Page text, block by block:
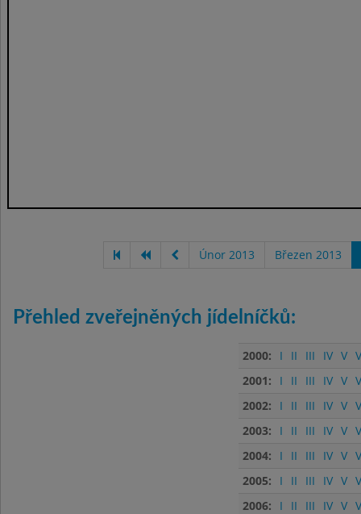
Únor 2013 Březen 2013
Přehled zveřejněných jídelníčků:
2000: I II III IV V
2001:
I II III IV V
2002:
I II III IV V
2003:
I II III IV V
2004:
I II III IV V
2005:
I II III IV V
2006:
I II III IV V